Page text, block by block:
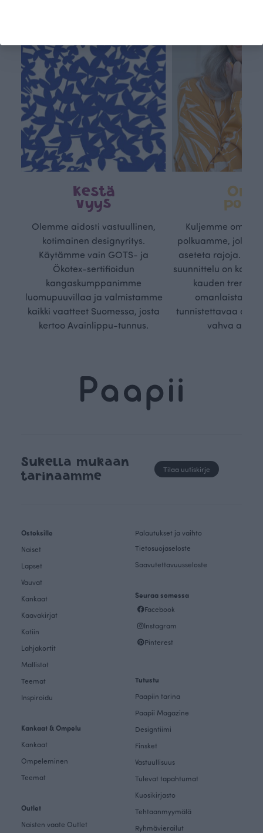
Kestä
vyys
Olemme aidosti vastuullinen,
kotimainen designyritys.
Käytämme vain GOTS- ja
Ökotex-sertifioidun
kangaskumppanimme
luomupuuvillaa ja valmistamme
kaikki vaatteet Suomessa, josta
kertoo Avainlippu-tunnus.
Oma
Kuljemme omaa,
polkuamme, jolla
aseteta rajoja.
suunnittelu on
kauden
omanlaista,
tunnistettavaa
vahva
Sukella mukaan
tarinaamme
Tilaa uutiskirje
Ostoksille
Naiset
Lapset
Vauvat
Kankaat
Kaavakirjat
Kotiin
Lahjakortit
Mallistot
Teemat
Inspiroidu
Kankaat & Ompelu
Kankaat
Ompeleminen
Teemat
Outlet
Naisten vaate Outlet
Palautukset ja vaihto
Tietosuojaseloste
Saavutettavuusseloste
Seuraa somessa
Facebook
Instagram
Pinterest
Tutustu
Paapiin tarina
Paapii Magazine
Designtiimi
Finsket
Vastuullisuus
Tulevat tapahtumat
Kuosikirjasto
Tehtaanmyymälä
Ryhmävierailut